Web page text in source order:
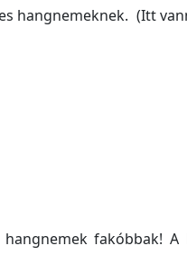
hangnemeknek. (Itt
fakóbbak! A